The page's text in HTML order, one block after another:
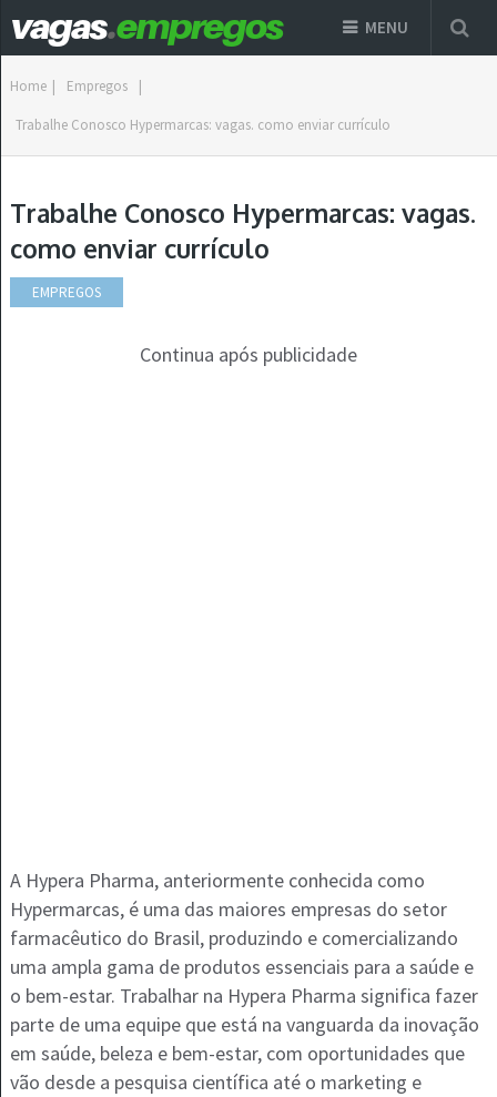
MENU
Home | Empregos |
Trabalhe Conosco Hypermarcas: vagas. como enviar currículo
Trabalhe Conosco Hypermarcas: vagas.
como enviar currículo
EMPREGOS
Continua após publicidade
A Hypera Pharma, anteriormente conhecida como
Hypermarcas, é uma das maiores empresas do setor
farmacêutico do Brasil, produzindo e comercializando
uma ampla gama de produtos essenciais para a saúde e
o bem-estar. Trabalhar na Hypera Pharma significa fazer
parte de uma equipe que está na vanguarda da inovação
em saúde, beleza e bem-estar, com oportunidades que
vão desde a pesquisa científica até o marketing e